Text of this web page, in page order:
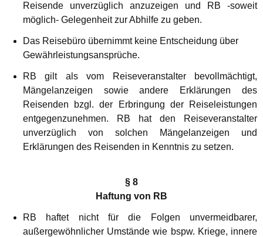
Reisende unverzüglich anzuzeigen und RB -soweit
möglich- Gelegenheit zur Abhilfe zu geben.
Das Reisebüro übernimmt keine Entscheidung über
Gewährleistungsansprüche.
RB gilt als vom Reiseveranstalter bevollmächtigt,
Mängelanzeigen sowie andere Erklärungen des
Reisenden bzgl. der Erbringung der Reiseleistungen
entgegenzunehmen. RB hat den Reiseveranstalter
unverzüglich von solchen Mängelanzeigen und
Erklärungen des Reisenden in Kenntnis zu setzen.
§ 8
Haftung von RB
RB haftet nicht für die Folgen unvermeidbarer,
außergewöhnlicher Umstände wie bspw. Kriege, innere